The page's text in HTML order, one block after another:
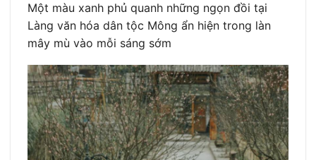
Một màu xanh phủ quanh những ngọn đồi tại
Làng văn hóa dân tộc Mông ẩn hiện trong làn
mây mù vào mỗi sáng sớm